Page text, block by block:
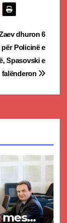
dhuron 6
Policinë e
Spasovski e
falënderon